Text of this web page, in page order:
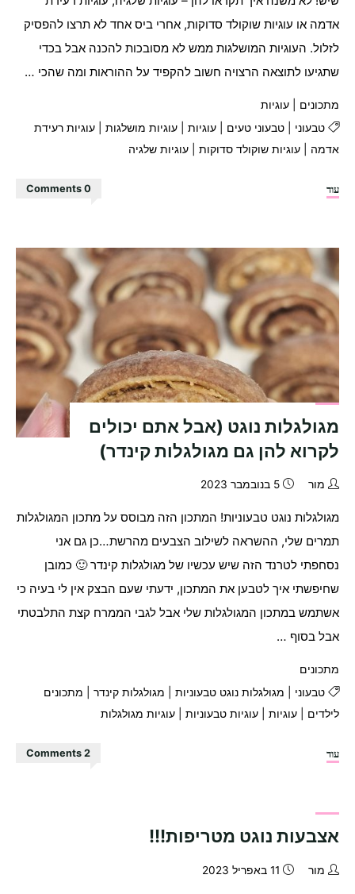
אדמה או עוגיות שוקולד סדוקות, אחרי ביס אחד לא תרצו להפסיק
לזלול. העוגיות המושלגות ממש לא מסובכות להכנה אבל בכדי
שתגיעו לתוצאה הרצויה חשוב להקפיד על ההוראות ומה שהכי …
מתכונים
עוגיות
טבעוני
טבעוני טעים עוגיות| עוגיות מושלגות| עוגיות רעידת
אדמה |עוגיות שוקולד סדוקות |עוגיות שלגיה
עוד"עוגיות
0 Comments
מגולגלות נוגט (אבל אתם יכולים
לקרוא להן גם מגולגלות קינדר)
מור 5 בנובמבר 2023
מגולגלות נוגט טבעוניות! המתכון הזה מבוסס על מתכון המגולגלות
תמרים שלי, ההשראה לשילוב הצבעים מהרשת…כן גם אני
נסחפתי לטרנד הזה שיש עכשיו של מגולגלות קינדר 🙂 כמובן
שחיפשתי איך לטבען את המתכון, ידעתי שעם הבצק אין לי בעיה כי
אשתמש במתכון המגולגלות שלי אבל לגבי הממרח קצת התלבטתי
אבל בסוף …
מתכונים
טבעוני
מגולגלות נוגט טבעוניות| מגולגלות קינדר| מתכונים
לילדים |עוגיות |עוגיות טבעוניות |עוגיות מגולגלות
עוד"מגולגלות
אתם
יכולים
להן
2 Comments
אצבעות נוגט מטריפות!!!
מור 11 באפריל 2023